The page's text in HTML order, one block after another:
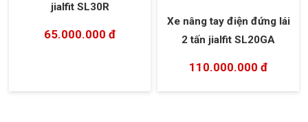
jialfit SL30R
65.000.000 đ
Xe nâng tay điện đứng lái
2 tấn jialfit SL20GA
110.000.000 đ